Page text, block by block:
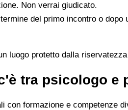
Non verrai giudicato.
del primo incontro o
luogo protetto dalla
tra psicologo e
con formazione e competenze